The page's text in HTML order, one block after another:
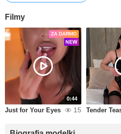
Filmy
ZA DARMO
0:44
Just for Your Eyes 15 Tender